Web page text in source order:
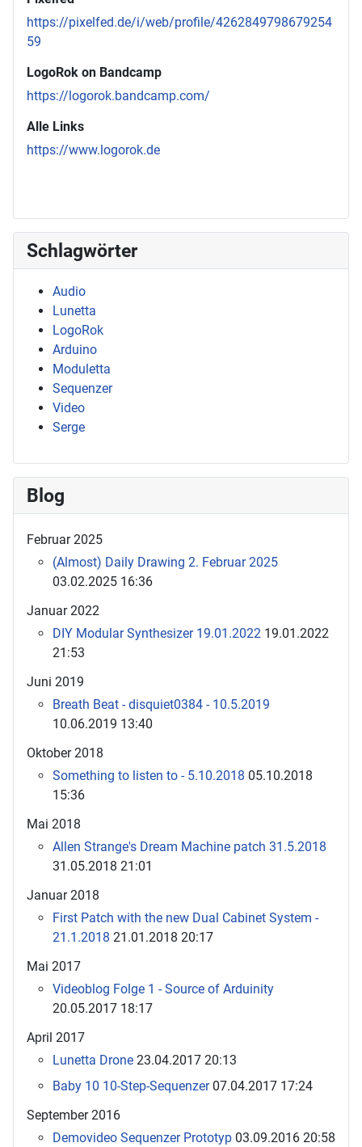
https://pixelfed.de/i/web/profile/4262849798679254
59
LogoRok on Bandcamp
https://logorok.bandcamp.com/
Alle Links
https://www.logorok.de
Schlagwörter
Audio
Lunetta
LogoRok
Arduino
Moduletta
Sequenzer
Video
Serge
Blog
Februar 2025
(Almost) Daily Drawing 2. Februar 2025
03.02.2025 16:36
Januar 2022
DIY Modular Synthesizer 19.01.2022 19.01.2022
21:53
Juni 2019
Breath Beat - disquiet0384 - 10.5.2019
10.06.2019 13:40
Oktober 2018
Something to listen to - 5.10.2018 05.10.2018
15:36
Mai 2018
Allen Strange's Dream Machine patch 31.5.2018
31.05.2018 21:01
Januar 2018
First Patch with the new Dual Cabinet System -
21.1.2018 21.01.2018 20:17
Mai 2017
Videoblog Folge 1 - Source of Arduinity
20.05.2017 18:17
April 2017
Lunetta Drone 23.04.2017 20:13
Baby 10 10-Step-Sequenzer 07.04.2017 17:24
September 2016
Demovideo Sequenzer Prototyp 03.09.2016 20:58